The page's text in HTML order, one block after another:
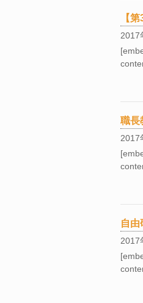
【
2017
職長
2017
自由
2017